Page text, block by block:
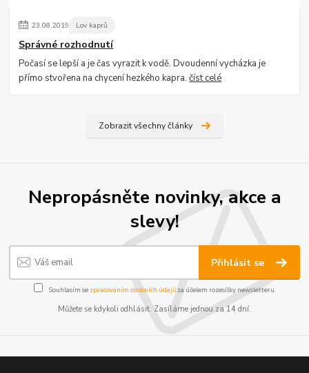
23.08.2019 Lov kaprů
Správné rozhodnutí
Počasí se lepší a je čas vyrazit k vodě. Dvoudenní vycházka je
přímo stvořena na chycení hezkého kapra.číst celé
Zobrazit všechny články
Nepropásněte novinky, akce a
slevy!
Přihlásit se
Souhlasím se zpracováním osobních údajůza účelem rozesílky newsletteru.
Můžete se kdykoli odhlásit. Zasíláme jednou za 14 dní.